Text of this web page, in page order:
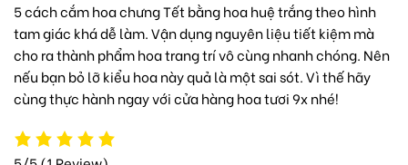
5 cách cắm hoa chưng Tết bằnghoa huệ trắngtheo hình
tam giác khá dễ làm. Vận dụng nguyên liệu tiết kiệm mà
cho ra thành phẩm hoa trang trí vô cùng nhanh chóng. Nên
nếu bạn bỏ lỡ kiểu hoa này quả là một sai sót. Vì thế hãy
cùng thực hành ngay với cửa hàng hoa tươi 9x nhé!